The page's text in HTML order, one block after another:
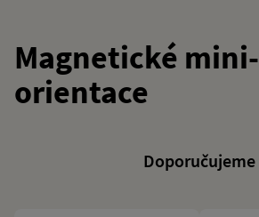
Magnetické mini-
orientace
Doporučujeme